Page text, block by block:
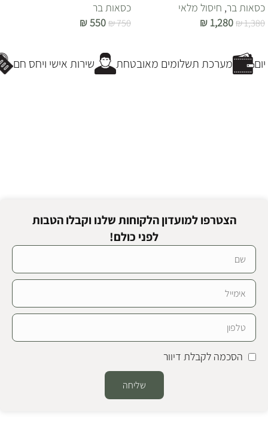
כסאות בר, חיסול מלאי
₪1,380
₪ 1,280
כסאות בר
₪750
₪550
שירות אישי ויחס חם מערכת תשלומים מאובטחת
הצטרפו למועדון הלקוחות שלנו וקבלו הטבות
לפני כולם!
הסכמה לקבלת דיוור
שליחה